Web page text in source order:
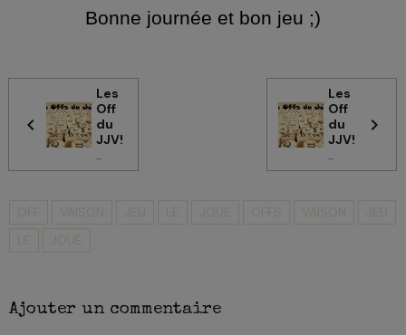
Bonne journée et bon jeu ;)
Les
Off
du
JJV!
...
Les
Off
du
JJV!
...
Ajouter un commentaire